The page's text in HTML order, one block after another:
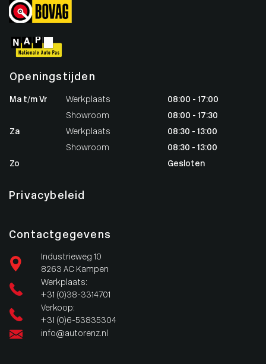
Openingstijden
Ma t/m Vr
Werkplaats
Showroom
Za
Werkplaats
Showroom
Zo
08:00 - 17:00
08:00 - 17:30
08:30 - 13:00
08:30 - 13:00
Gesloten
Privacybeleid
Contactgegevens
Industrieweg 10
8263 AC Kampen
Werkplaats:
+31 (0)38-3314701
Verkoop:
+31 (0)6-53835304
info@autorenz.nl